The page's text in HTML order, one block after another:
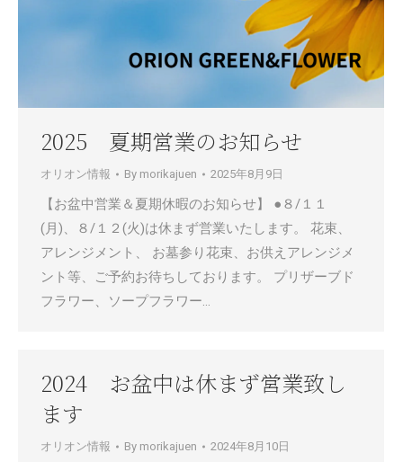
2025 夏期営業のお知らせ
オリオン情報 By morikajuen 2025年8月9日
【お盆中営業＆夏期休暇のお知らせ】 ●８/１１
(月)、８/１２(火)は休まず営業いたします。 花束、
アレンジメント、 お墓参り花束、お供えアレンジメ
ント等、ご予約お待ちしております。 プリザーブド
フラワー、ソープフラワー…
2024 お盆中は休まず営業致し
ます
オリオン情報 By morikajuen 2024年8月10日